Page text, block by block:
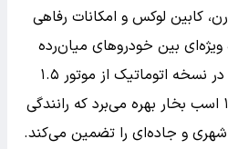
کابین لوکس و امکانات رفاهی
ویژه‌ای بین خودروهای میان‌رده
شهری پیدا کند. این خودرو در نسخه اتوماتیک از موتور ۱.۵
لیتری توربوشارژ با توان ۱۴۸ اسب بخار بهره می‌برد که رانندگی
و جاده‌ای را تضمین می‌کند.